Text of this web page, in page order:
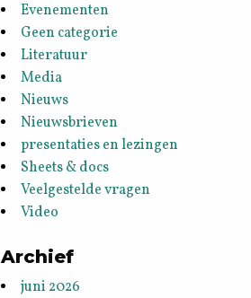
Evenementen
Geen categorie
Literatuur
Media
Nieuws
Nieuwsbrieven
presentaties en lezingen
Sheets & docs
Veelgestelde vragen
Video
Archief
juni 2026